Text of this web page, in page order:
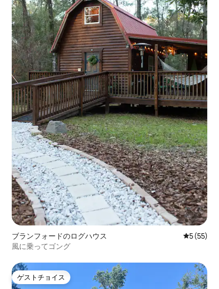
ブランフォードのログハウス レビュー
5 (55)
風に乗ってゴング
ゲストチョイス
ゲストチョイス